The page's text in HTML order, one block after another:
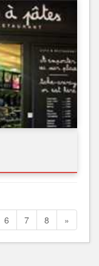
6 7 8 »